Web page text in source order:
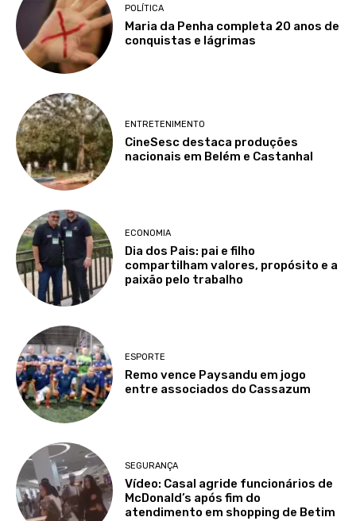
POLÍTICA
Maria da Penha completa 20 anos de
conquistas e lágrimas
ENTRETENIMENTO
CineSesc destaca produções
nacionais em Belém e Castanhal
ECONOMIA
Dia dos Pais: pai e filho
compartilham valores, propósito e a
paixão pelo trabalho
ESPORTE
Remo vence Paysandu em jogo
entre associados do Cassazum
SEGURANÇA
Vídeo: Casal agride funcionários de
McDonald’s após fim do
atendimento em shopping de Betim